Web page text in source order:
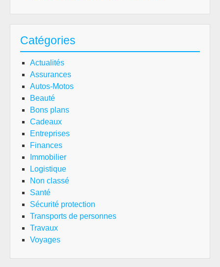
Catégories
Actualités
Assurances
Autos-Motos
Beauté
Bons plans
Cadeaux
Entreprises
Finances
Immobilier
Logistique
Non classé
Santé
Sécurité protection
Transports de personnes
Travaux
Voyages